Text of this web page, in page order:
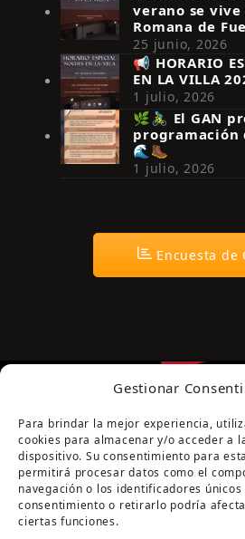
Gestionar
Para brindar la mejor experiencia,
cookies para almacenar y/o acceder a
dispositivo. Su consentimiento para
permitirá procesar datos como el
navegación o los identificadores
consentimiento o retirarlo podría
ciertas funciones.
Síguenos en
verano se
Romana de
25 junio, 2026
📢 HORARIO
EN LA VILLA
1 julio, 2026
🌿🚴‍♂️ El GAN
programación
🌊🥾
1 julio, 2026
Encuesta de
Página cofinanciada por la